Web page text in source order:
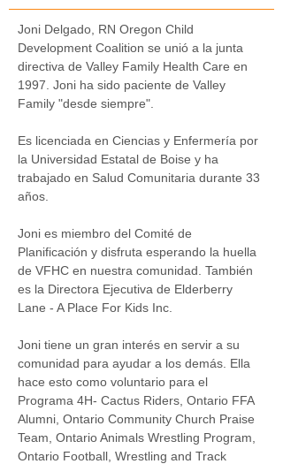
Joni Delgado, RN Oregon Child
Development Coalition se unió a la junta
directiva de Valley Family Health Care en
1997. Joni ha sido paciente de Valley
Family "desde siempre".
Es licenciada en Ciencias y Enfermería por
la Universidad Estatal de Boise y ha
trabajado en Salud Comunitaria durante 33
años.
Joni es miembro del Comité de
Planificación y disfruta esperando la huella
de VFHC en nuestra comunidad. También
es la Directora Ejecutiva de Elderberry
Lane - A Place For Kids Inc.
Joni tiene un gran interés en servir a su
comunidad para ayudar a los demás. Ella
hace esto como voluntario para el
Programa 4H- Cactus Riders, Ontario FFA
Alumni, Ontario Community Church Praise
Team, Ontario Animals Wrestling Program,
Ontario Football, Wrestling and Track